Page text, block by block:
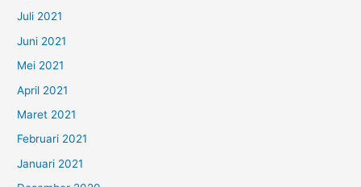
Juli 2021
Juni 2021
Mei 2021
April 2021
Maret 2021
Februari 2021
Januari 2021